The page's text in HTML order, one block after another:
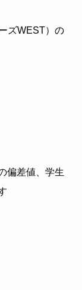
ズWEST） の
偏差値、学生